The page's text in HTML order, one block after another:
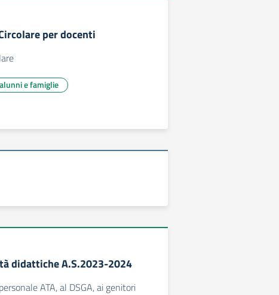
per docenti
e famiglie
didattiche A.S.2023-2024
ATA, al DSGA, ai genitori